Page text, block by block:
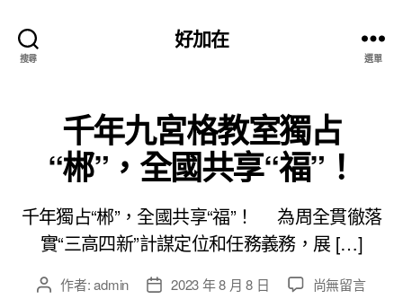
搜尋
好加在
選單
千年九宮格教室獨占
“郴”，全國共享“福”！
千年獨占“郴”，全國共享“福”！ 為周全貫徹落
實“三高四新”計謀定位和任務義務，展 […]
文 作者:admin
文 2023 年 8 月 8 日
在
尚無留言